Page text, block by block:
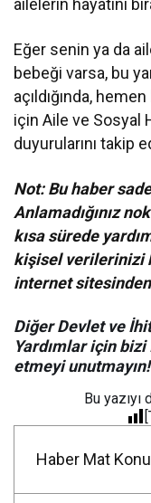
Eğer senin ya da
bebeği varsa, bu
açıldığında,
için Aile ve Sosyal
duyurularını takip
Not: Bu haber
Anlamadığınız
kısa sürede
kişisel verilerinizi
internet sitesinden
Diğer Devlet ve
Yardımlar için bizi
etmeyi unutmayın!
Bu yazıyı
Haber Mat Konu